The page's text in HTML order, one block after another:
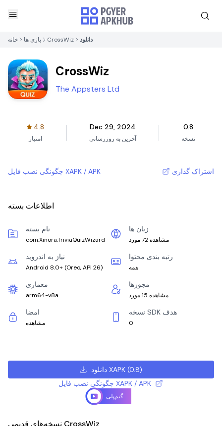
خانه بازی ها CrossWiz دانلود
CrossWiz
The Appsters Ltd
4.8
امتیاز
Dec 29, 2024
آخرین به روزرسانی
0.8
نسخه
چگونگی نصب فایل XAPK / APK اشتراک گذاری
اطلاعات بسته
نام بسته
com.Xinora.TriviaQuizWizard
زبان ها
مشاهده 72 مورد
نیاز به اندروید
Android 8.0+ (Oreo, API 26)
رتبه بندی محتوا
همه
معماری
arm64-v8a
مجوزها
مشاهده 15 مورد
امضا
مشاهده
نسخه SDK هدف
0
دانلود XAPK (0.8)
چگونگی نصب فایل XAPK / APK
گیم‌پلی
نسخه‌های قدیمی CrossWiz